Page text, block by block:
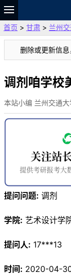
题库
故事
VIP
资料
首页 > 甘肃 > 兰州
删除或更新信
调剂咱学校
本站小编 兰州交通
提问问题: 调剂
学院: 艺术设计学
提问人: 17***13
时间: 2020-04-